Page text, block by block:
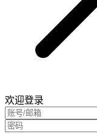
欢迎登录